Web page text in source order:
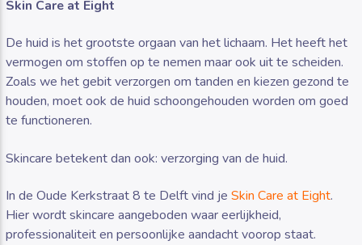
Luister RAZO online
Skin Care at Eight
De huid is het grootste orgaan van het lichaam. Het heeft het
vermogen om stoffen op te nemen maar ook uit te scheiden.
Zoals we het gebit verzorgen om tanden en kiezen gezond te
houden, moet ook de huid schoongehouden worden om goed
te functioneren.
Skincare betekent dan ook: verzorging van de huid.
In de Oude Kerkstraat 8 te Delft vind jeSkin Care at Eight.
Hier wordt skincare aangeboden waar eerlijkheid,
professionaliteit en persoonlijke aandacht voorop staat.